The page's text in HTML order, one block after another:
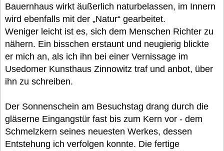
Bauernhaus wirkt äußerlich naturbelassen, im Innern
wird ebenfalls mit der „Natur“ gearbeitet.
Weniger leicht ist es, sich dem Menschen Richter zu
nähern. Ein bisschen erstaunt und neugierig blickte
er mich an, als ich ihn bei einer Vernissage im
Usedomer Kunsthaus Zinnowitz traf und anbot, über
ihn zu schreiben.
Der Sonnenschein am Besuchstag drang durch die
gläserne Eingangstür fast bis zum Kern vor - dem
Schmelzkern seines neuesten Werkes, dessen
Entstehung ich verfolgen konnte. Die fertige